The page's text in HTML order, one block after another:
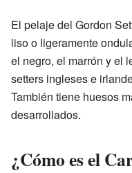
El pelaje del Gordon
liso o ligeramente
el negro, el marrón y el
setters ingleses e
También tiene huesos
desarrollados.
¿Cómo es el